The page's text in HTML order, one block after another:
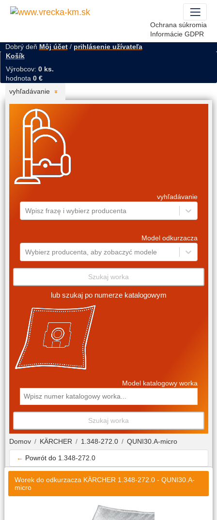
Ochrana súkromia
Informácie GDPR
Dobrý deň Môj účet/ prihlásenie užívateľa
Košík
Výrobcov: 0 ks.
hodnota 0 €
vyhľadávanie
vyhľadávanie
Wpisz frazę i wybierz producenta
Model odkurzacza
Wybierz producenta, aby zobaczyć modele
Szukaj worka
lub szukaj po numerze katalogowym
Model katalogowy worka
Szukaj worka
Domov KÄRCHER 1.348-272.0 QUNI30.A-micro
← Powrót do 1.348-272.0
Worek do odkurzacza KÄRCHER 1.348-272.0 - QUNI30.A-
micro